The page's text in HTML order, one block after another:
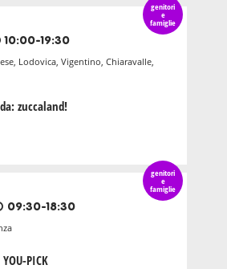
genitori
e
famiglie
10:00-19:30
Lodovica, Vigentino, Chiaravalle,
zuccaland!
genitori
e
famiglie
09:30-18:30
PICK